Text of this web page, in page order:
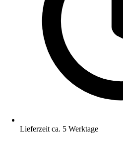
Lieferzeit ca. 5 Werktage